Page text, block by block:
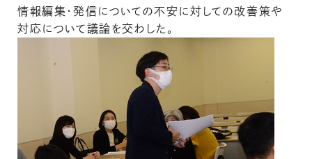
情報編集・発信についての不安に対しての改善策や
対応について議論を交わした。